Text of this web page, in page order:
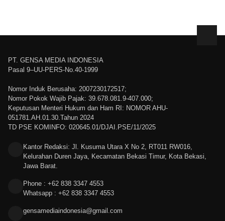
PT. GENSA MEDIA INDONESIA
Pasal 9–UU-PERS-No.40-1999
Nomor Induk Berusaha: 2007230172517;
Nomor Pokok Wajib Pajak: 39.678.081.9-407.000;
Keputusan Menteri Hukum dan Ham RI: NOMOR AHU-
051781.AH.01.30.Tahun 2024
TD PSE KOMINFO: 020645.01/DJAI.PSE/11/2025
Kantor Redaksi: Jl. Kusuma Utara X No 2, RT011 RW016,
Kelurahan Duren Jaya, Kecamatan Bekasi Timur, Kota Bekasi,
Jawa Barat.
Phone : +62 838 3347 4553
Whatsapp : +62 838 3347 4553
gensamediaindonesia@gmail.com